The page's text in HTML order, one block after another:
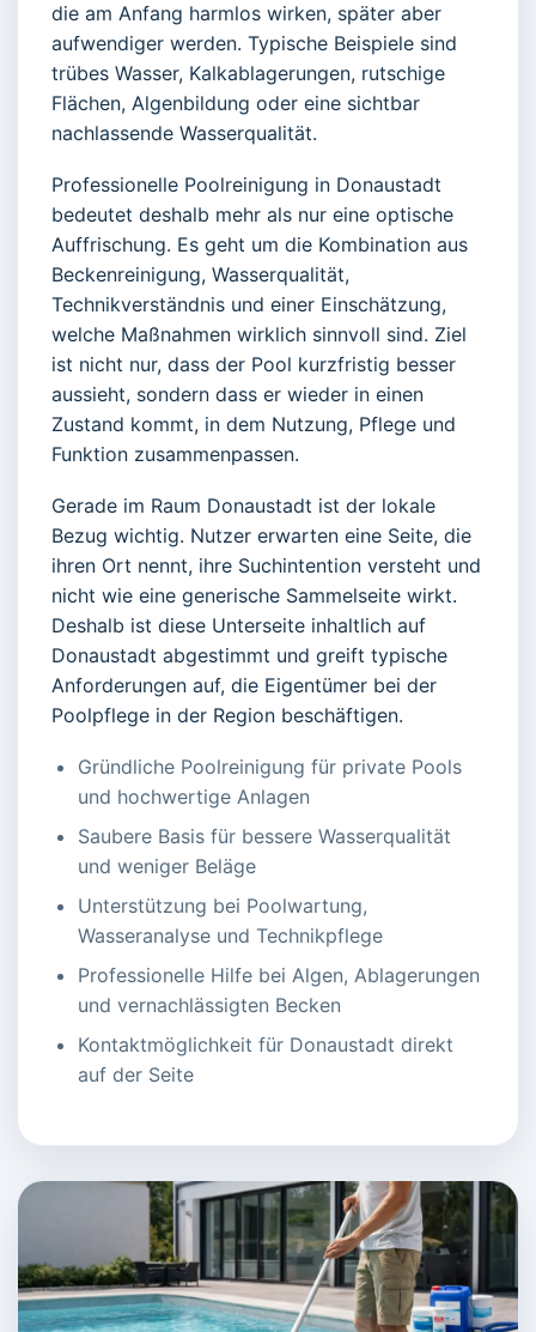
die am Anfang harmlos wirken, später aber
aufwendiger werden. Typische Beispiele sind
trübes Wasser, Kalkablagerungen, rutschige
Flächen, Algenbildung oder eine sichtbar
nachlassende Wasserqualität.
Professionelle Poolreinigung in Donaustadt
bedeutet deshalb mehr als nur eine optische
Auffrischung. Es geht um die Kombination aus
Beckenreinigung, Wasserqualität,
Technikverständnis und einer Einschätzung,
welche Maßnahmen wirklich sinnvoll sind. Ziel
ist nicht nur, dass der Pool kurzfristig besser
aussieht, sondern dass er wieder in einen
Zustand kommt, in dem Nutzung, Pflege und
Funktion zusammenpassen.
Gerade im Raum Donaustadt ist der lokale
Bezug wichtig. Nutzer erwarten eine Seite, die
ihren Ort nennt, ihre Suchintention versteht und
nicht wie eine generische Sammelseite wirkt.
Deshalb ist diese Unterseite inhaltlich auf
Donaustadt abgestimmt und greift typische
Anforderungen auf, die Eigentümer bei der
Poolpflege in der Region beschäftigen.
Gründliche Poolreinigung für private Pools
und hochwertige Anlagen
Saubere Basis für bessere Wasserqualität
und weniger Beläge
Unterstützung bei Poolwartung,
Wasseranalyse und Technikpflege
Professionelle Hilfe bei Algen, Ablagerungen
und vernachlässigten Becken
Kontaktmöglichkeit für Donaustadt direkt
auf der Seite